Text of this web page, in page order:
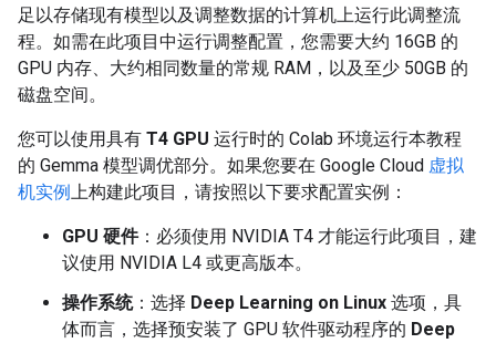
足以存储现有模型以及调整数据的计算机上运行此调整流
程。如需在此项目中运行调整配置，您需要大约 16GB 的
GPU 内存、大约相同数量的常规 RAM，以及至少 50GB 的
磁盘空间。
您可以使用具有 T4 GPU 运行时的 Colab 环境运行本教程
的 Gemma 模型调优部分。如果您要在 Google Cloud 虚拟
机实例 上构建此项目，请按照以下要求配置实例：
GPU 硬件：必须使用 NVIDIA T4 才能运行此项目，建
议使用 NVIDIA L4 或更高版本。
操作系统：选择 Deep Learning on Linux 选项，具
体而言，选择预安装了 GPU 软件驱动程序的 Deep